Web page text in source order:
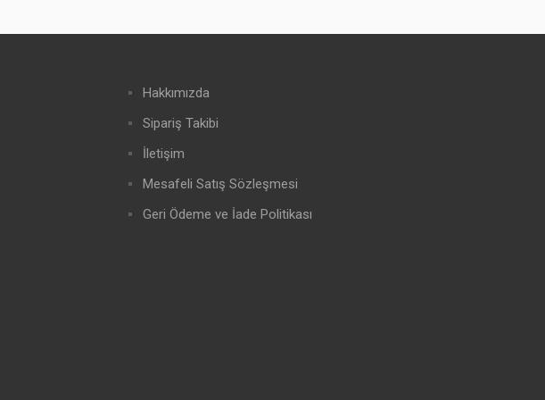
Hakkımızda
Sipariş Takibi
İletişim
Mesafeli Satış Sözleşmesi
Geri Ödeme ve İade Politikası